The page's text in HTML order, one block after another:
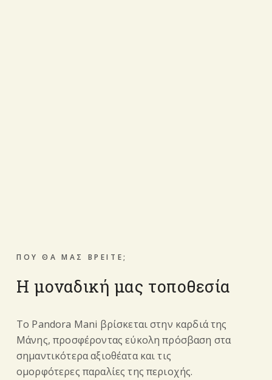
ΠΟΥ ΘΑ ΜΑΣ ΒΡΕΙΤΕ;
Η μοναδική μας τοποθεσία
Το Pandora Mani βρίσκεται στην καρδιά της
Μάνης, προσφέροντας εύκολη πρόσβαση στα
σημαντικότερα αξιοθέατα και τις
ομορφότερες παραλίες της περιοχής.